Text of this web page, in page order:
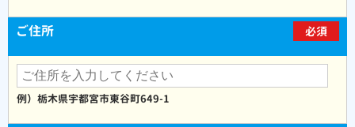
ご住所 必須
例）栃木県宇都宮市東谷町649-1